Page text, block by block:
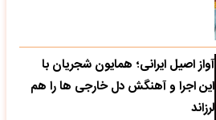
آواز اصیل ایرانی؛ همایون شجریان با
این اجرا و آهنگش دل خارجی ها را هم
لرزاند